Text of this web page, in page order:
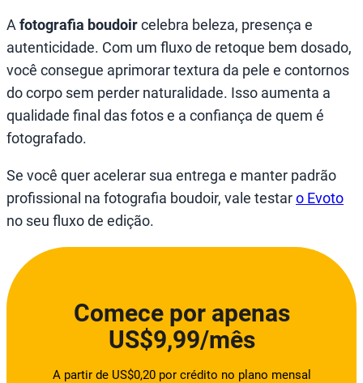
A fotografia boudoircelebra beleza, presença e
autenticidade. Com um fluxo de retoque bem dosado,
você consegue aprimorar textura da pele e contornos
do corpo sem perder naturalidade. Isso aumenta a
qualidade final das fotos e a confiança de quem é
fotografado.
Se você quer acelerar sua entrega e manter padrão
profissional na fotografia boudoir, vale testaro Evoto
no seu fluxo de edição.
Comece por apenas
US$9,99/mês
A partir de US$0,20 por crédito no plano mensal